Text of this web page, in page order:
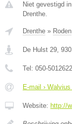
Niet gevestigd
Drenthe.
Drenthe » Roden
De Hulst 29,
Tel: 050-5012622
E-mail ›
Website: http://